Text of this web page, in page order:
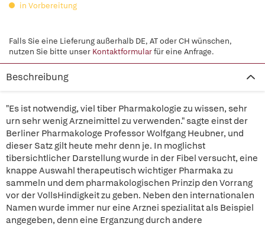
in Vorbereitung
Falls Sie eine Lieferung außerhalb DE, AT oder CH wünschen,
nutzen Sie bitte unser Kontaktformularfür eine Anfrage.
Beschreibung
"Es ist notwendig, viel tiber Pharmakologie zu wissen, sehr
urn sehr wenig Arzneimittel zu verwenden." sagte einst der
Berliner Pharmakologe Professor Wolfgang Heubner, und
dieser Satz gilt heute mehr denn je. In moglichst
tibersichtlicher Darstellung wurde in der Fibel versucht, eine
knappe Auswahl therapeutisch wichtiger Pharmaka zu
sammeln und dem pharmakologischen Prinzip den Vorrang
vor der VollsHindigkeit zu geben. Neben den internationalen
Namen wurde immer nur eine Arznei spezialitat als Beispiel
angegeben, denn eine Erganzung durch andere